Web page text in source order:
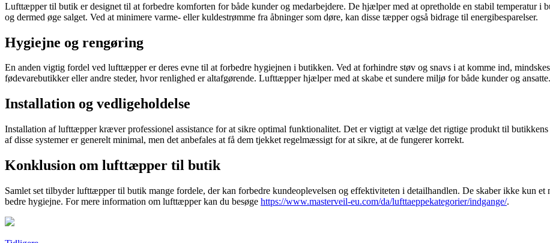
Lufttæpper til butik er designet til at forbedre komforten for både kunder og medarbejdere. De hjælper med at opretholde en stabil temperatur
og dermed øge salget. Ved at minimere varme- eller kuldestrømme fra åbninger som døre, kan disse tæpper også bidrage til energibesparelser.
Hygiejne og rengøring
En anden vigtig fordel ved lufttæpper er deres evne til at forbedre hygiejnen i butikken. Ved at forhindre støv og snavs i at komme ind,
fødevarebutikker eller andre steder, hvor renlighed er altafgørende. Lufttæpper hjælper med at skabe et sundere miljø for både kunder og ansatte.
Installation og vedligeholdelse
Installation af lufttæpper kræver professionel assistance for at sikre optimal funktionalitet. Det er vigtigt at vælge det rigtige produkt til
af disse systemer er generelt minimal, men det anbefales at få dem tjekket regelmæssigt for at sikre, at de fungerer korrekt.
Konklusion om lufttæpper til butik
Samlet set tilbyder lufttæpper til butik mange fordele, der kan forbedre kundeoplevelsen og effektiviteten i detailhandlen. De skaber ikke kun et
bedre hygiejne. For mere information om lufttæpper kan du besøge https://www.masterveil-eu.com/da/lufttaeppekategorier/indgange/.